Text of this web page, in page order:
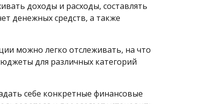
доходы и расходы, составлять
денежных средств, а также
можно легко отслеживать, на что
для различных категорий
себе конкретные финансовые